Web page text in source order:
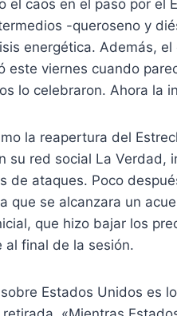
el caos en el paso por el
-queroseno y
energética. Además,
este viernes cuando
lo celebraron. Ahora la
la reapertura del
su red social La
de ataques. Poco
que se alcanzara un
que hizo bajar los
al final de la sesión.
Estados Unidos es